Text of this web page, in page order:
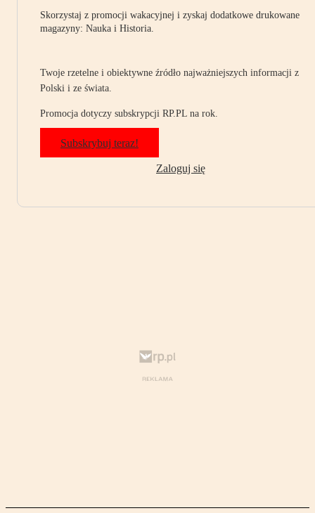
Skorzystaj z promocji wakacyjnej i zyskaj dodatkowe drukowane
magazyny: Nauka i Historia.
Twoje rzetelne i obiektywne źródło najważniejszych informacji z
Polski i ze świata.
Promocja dotyczy subskrypcji RP.PL na rok.
Subskrybuj teraz!
Zaloguj się